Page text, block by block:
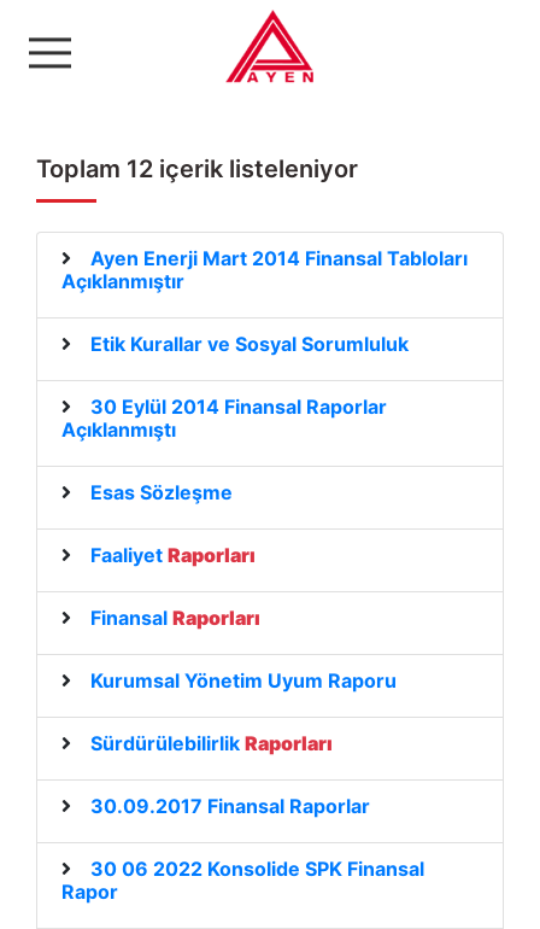
Ayen Enerji A.Ş
Toplam 12 içerik listeleniyor
Ayen Enerji Mart 2014 Finansal Tabloları
Açıklanmıştır
Etik Kurallar ve Sosyal Sorumluluk
30 Eylül 2014 Finansal Raporlar
Açıklanmıştı
Esas Sözleşme
Faaliyet Raporları
Finansal Raporları
Kurumsal Yönetim Uyum Raporu
Sürdürülebilirlik Raporları
30.09.2017 Finansal Raporlar
30 06 2022 Konsolide SPK Finansal
Rapor